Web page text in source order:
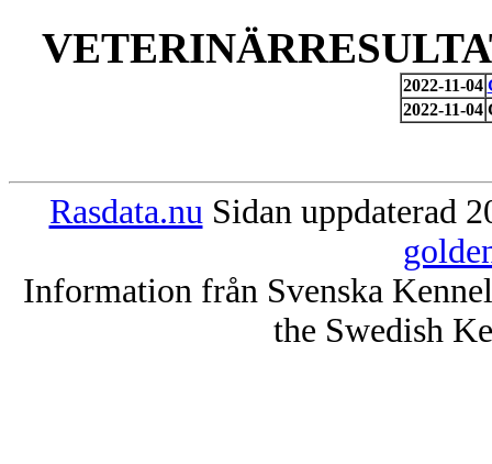
2022-11-04
2022-11-04
Rasdata.nu Sidan uppdaterad
Information från Svenska
the Swedish